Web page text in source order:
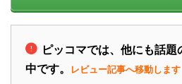
ピッコマでは、他にも話
中です。
レビュー記事へ移動します